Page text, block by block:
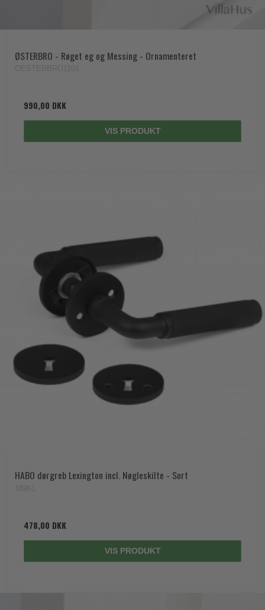
ØSTERBRO - Røget eg og Messing - Ornamenteret
990,00 DKK
VIS PRODUKT
HABO dørgreb Lexington incl. Nøgleskilte - Sort
478,00 DKK
VIS PRODUKT